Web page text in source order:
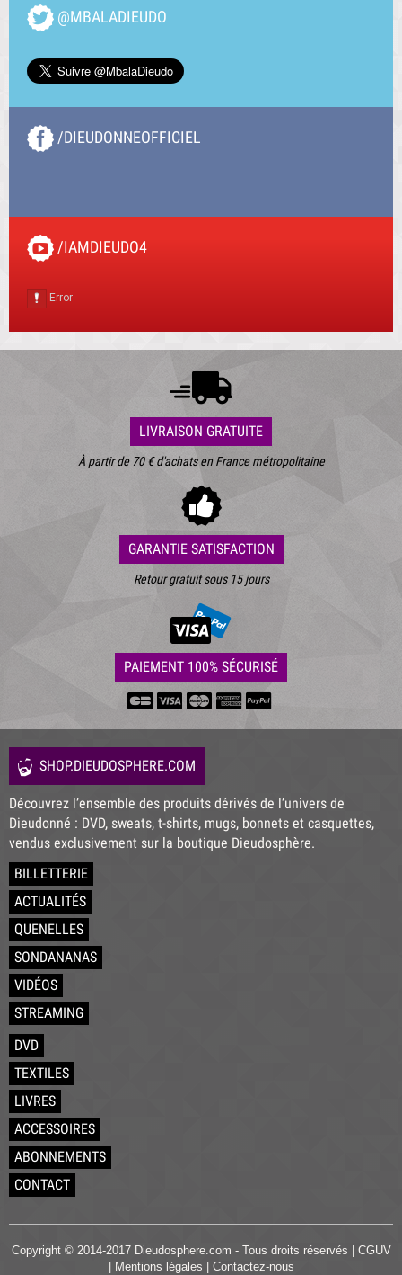
@MBALADIEUDO
/DIEUDONNEOFFICIEL
/IAMDIEUDO4
LIVRAISON GRATUITE
À partir de 70 € d'achats en France métropolitaine
GARANTIE SATISFACTION
Retour gratuit sous 15 jours
PAIEMENT 100% SÉCURISÉ
SHOP.DIEUDOSPHERE.COM
Découvrez l’ensemble des produits dérivés de l’univers de
Dieudonné : DVD, sweats, t-shirts, mugs, bonnets et casquettes,
vendus exclusivement sur la boutique Dieudosphère.
BILLETTERIE
ACTUALITÉS
QUENELLES
SONDANANAS
VIDÉOS
STREAMING
DVD
TEXTILES
LIVRES
ACCESSOIRES
ABONNEMENTS
CONTACT
Copyright © 2014-2017 Dieudosphere.com - Tous droits réservés | CGUV
Mentions légales Contactez-nous